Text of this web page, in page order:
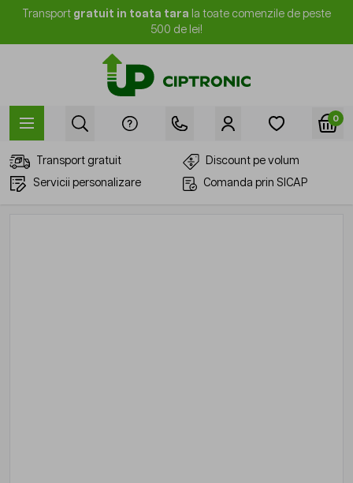
Mergi la Conținut
Transport gratuit in toata tara la toate comenzile de peste
500 de lei!
0
Transport gratuit
Discount pe volum
Servicii personalizare
Comanda prin SICAP